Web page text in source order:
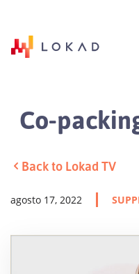
Co-
Back to Lokad TV
agosto 17, 2022